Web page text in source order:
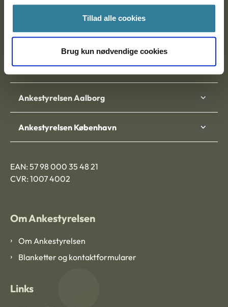
Tillad alle cookies
Brug kun nødvendige cookies
Ankestyrelsen
Nytorv 7, 2. sal
Ankestyrelsen Aalborg
Ankestyrelsen København
EAN: 57 98 000 35 48 21
CVR: 1007 4002
Om Ankestyrelsen
Om Ankestyrelsen
Blanketter og kontaktformularer
Links